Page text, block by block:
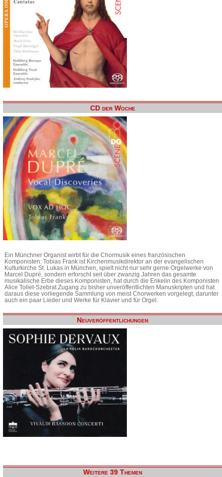
CD der Woche
Ein Münchner Organist wirbt für die Chormusik eines französischen
Komponisten: Tobias Frank ist Kirchenmusikdirektor an der evangelischen
Kulturkirche St. Lukas in München, spielt nicht nur sehr gerne Orgelwerke von
Marcel Dupré, sondern erforscht seit über zwanzig Jahren das gesamte
musikalische Erbe dieses Komponisten, hat durch die Enkelin des Komponisten
Alice Tollet-Szebrat Zugang zu bisher unveröffentlichten Manuskripten und hat
daraus diese vorliegende Sammlung von meist Chorwerken vorgelegt, darunter
auch ein paar Lieder und Werke für Klavier und für Orgel.
Neuveröffentlichungen
Weitere 39 Themen